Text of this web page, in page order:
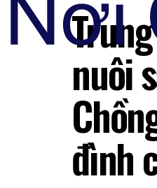
nuôi
đình